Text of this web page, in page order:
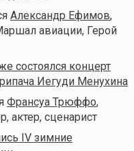
Александр Ефимов,
авиации, Герой
состоялся концерт
Иегуди Менухина
Франсуа Трюффо,
актер, сценарист
IV зимние